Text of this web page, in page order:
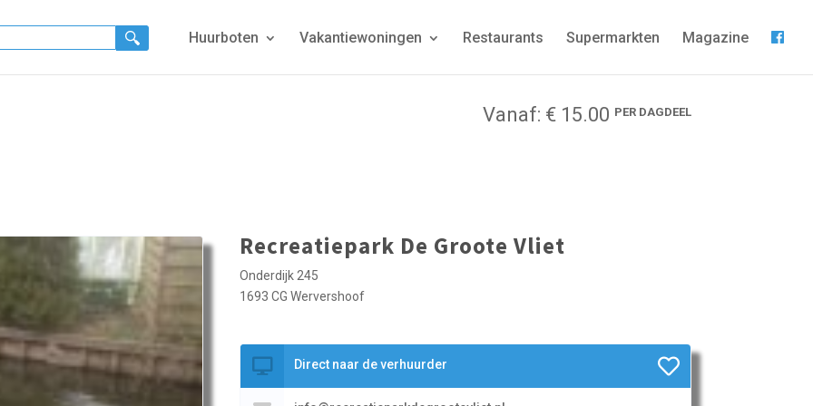
Huurboten Vakantiewoningen Restaurants Supermarkten Magazine
Vanaf: € 15.00 PER DAGDEEL
Recreatiepark De Groote Vliet
Onderdijk 245
1693 CG Wervershoof
Direct naar de verhuurder